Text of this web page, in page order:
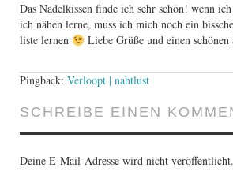
Das Nadelkissen finde ich sehr schön! wenn
ich nähen lerne, muss ich mich noch ein
liste lernen
Liebe Grüße und einen
Pingback: Verloopt | nahtlust
SCHREIBE EINEN
Deine E-Mail-Adresse wird nicht veröffentlicht.